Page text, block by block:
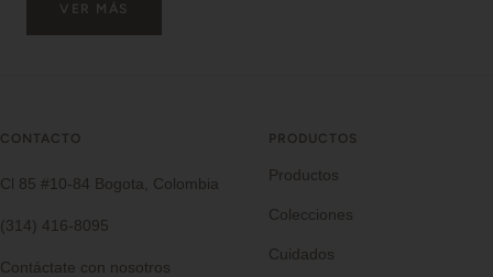
VER MÁS
CONTACTO
Cl 85 #10-84 Bogota, Colombia
(314) 416-8095
Contáctate con nosotros
PRODUCTOS
Productos
Colecciones
Cuidados